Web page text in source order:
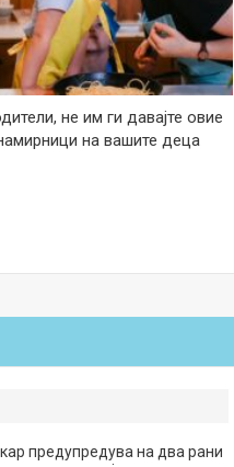
не им ги давајте овие
на вашите деца
предупредува на два рани